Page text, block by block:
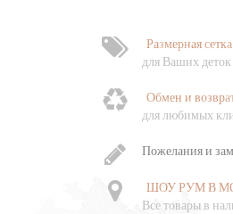
Размерная сетка
для Ваших деток
Обмен и
для любимых
Пожелания и
ШОУ РУМ В
Все товары в